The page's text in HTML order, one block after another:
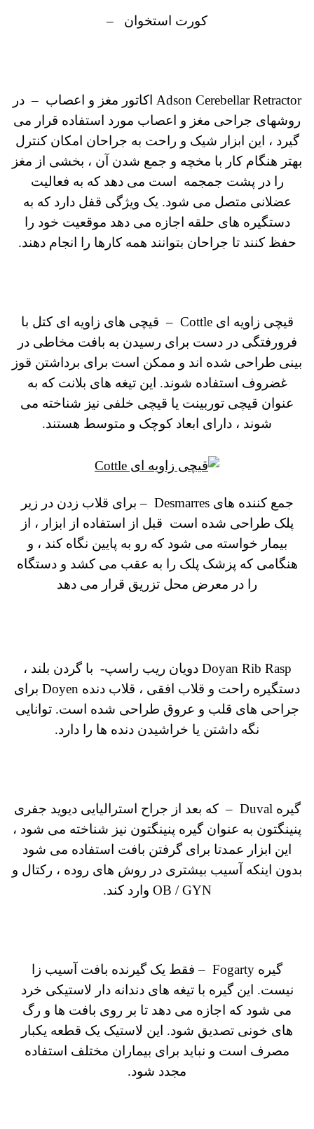
کورت استخوان –
Adson Cerebellar Retractor اکاتور مغز و اعصاب – در
روشهای جراحی مغز و اعصاب مورد استفاده قرار می
گیرد ، این ابزار شیک و راحت به جراحان امکان کنترل
بهتر هنگام کار با مخچه و جمع شدن آن ، بخشی از مغز
را در پشت جمجمه است می دهد که به فعالیت
عضلانی متصل می شود. یک ویژگی قفل دارد که به
دستگیره های حلقه اجازه می دهد موقعیت خود را
حفظ کنند تا جراحان بتوانند همه کارها را انجام دهند.
قیچی زاویه ای Cottle –
قیچی های زاویه ای کتل با
فرورفتگی در دست برای رسیدن به بافت مخاطی در
بینی طراحی شده اند و ممکن است برای برداشتن قوز
غضروف استفاده شوند. این تیغه های بلانت که به
عنوان قیچی توربینت یا قیچی خلفی نیز شناخته می
شوند ، دارای ابعاد کوچک و متوسط ​​هستند.
جمع کننده های Desmarres – برای قلاب زدن در زیر
پلک طراحی شده است قبل از استفاده از ابزار ، از
بیمار خواسته می شود که رو به پایین نگاه کند ، و
هنگامی که پزشک پلک را به عقب می کشد و دستگاه
را در معرض محل تزریق قرار می دهد
Doyan Rib Rasp دویان ریب راسپ- با گردن بلند ،
دستگیره راحت و قلاب افقی ، قلاب دنده Doyen برای
جراحی های قلب و عروق طراحی شده است. توانایی
نگه داشتن یا خراشیدن دنده ها را دارد.
گیره Duval –که بعد از جراح استرالیایی دیوید جفری
پنینگتون به عنوان گیره پنینگتون نیز شناخته می شود ،
این ابزار عمدتا برای گرفتن بافت استفاده می شود
بدون اینکه آسیب بیشتری در روش های روده ، رکتال و
OB / GYN وارد کند.
گیره Fogarty – فقط یک گیرنده بافت آسیب زا
نیست. این گیره با تیغه های دندانه دار لاستیکی خرد
می شود که اجازه می دهد تا بر روی بافت ها و رگ
های خونی تصدیق شود. این لاستیک یک قطعه یکبار
مصرف است و نباید برای بیماران مختلف استفاده
مجدد شود.